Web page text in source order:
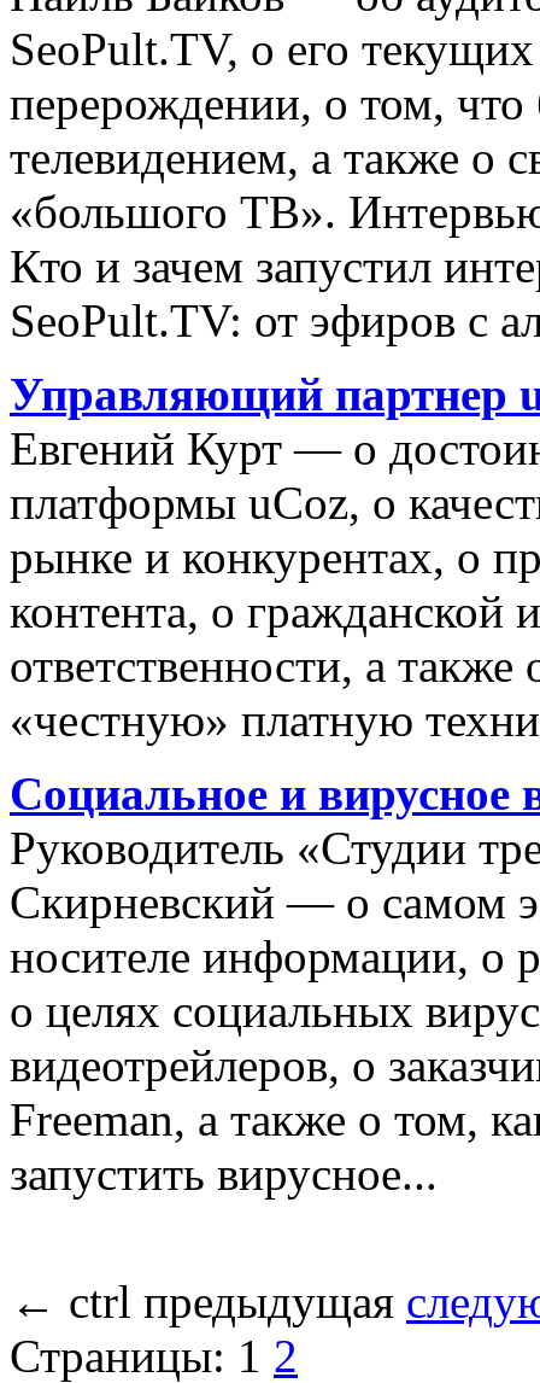
SeoPult.TV, о его
перерождении, о том, что
телевидением, а также о
«большого ТВ».
Кто и зачем запустил
SeoPult.TV: от эфиров с
Управляющий партнер
Евгений Курт — о
платформы uCoz, о
рынке и конкурентах, о
контента, о гражданской
ответственности, а
«честную» платную
Социальное и вирусное
Руководитель «Студии
Скирневский — о самом
носителе информации, о
о целях социальных
видеотрейлеров, о
Freeman, а также о том,
запустить вирусное...
← ctrl предыдущая
Страницы: 1 2